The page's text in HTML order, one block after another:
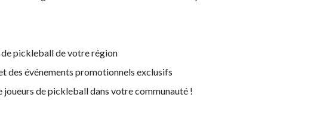
pickleball de votre région
des événements promotionnels exclusifs
de pickleball dans votre communauté !